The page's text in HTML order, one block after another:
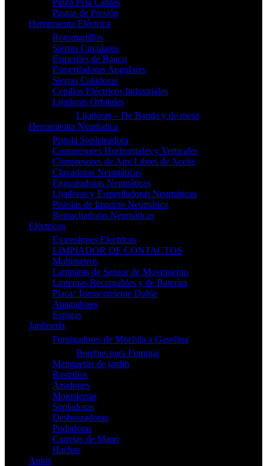
Pinza Pela Cables
Pinzas de Presión
Herramienta Eléctrica
Rotomartillos
Sierras Circulares
Esmeriles de Banco
Esmeriladoras Angulares
Sierras Caladoras
Cepillos Eléctricos Industriales
Lijadoras Orbitales
Lijadoras – De Banda y de mesa
Herramienta Neumatica
Pistola Sopleteadora
Compresores Horizontales y Verticales
Compresores de Aire Libres de Aceite
Clavadoras Neumáticas
Engrapadoras Neumáticas
Lijadoras y Esmeriladoras Neumáticas
Pistolas de Impacto Neumática
Remachadoras Neumáticas
Eléctricos
Extensiones Electricas
LIMPIADOR DE CONTACTOS
Multímetros
Lamparas de Sensor de Movimiento
Linternas Recargables y de Baterías
Placa/ Tomacorriente Doble
Apagadores
Espigas
Jardinería
Fumigadores de Mochila a Gasolina
Bombas para Fumigar
Mangueras de jardín
Rastrillos
Azadones
Motosierras
Sopladoras
Desbrozadoras
Podadoras
Carretas de Mano
Hachas
Autos